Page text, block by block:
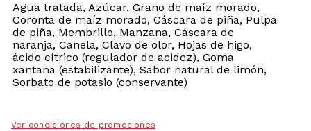
Agua tratada, Azúcar, Grano de maíz morado,
Coronta de maíz morado, Cáscara de piña, Pulpa
de piña, Membrillo, Manzana, Cáscara de
naranja, Canela, Clavo de olor, Hojas de higo,
ácido cítrico (regulador de acidez), Goma
xantana (estabilizante), Sabor natural de limón,
Sorbato de potasio (conservante)
Ver condiciones de promociones